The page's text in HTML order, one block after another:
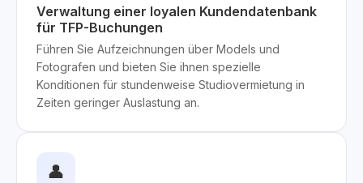
Verwaltung einer loyalen Kundendatenbank
für TFP-Buchungen
Führen Sie Aufzeichnungen über Models und
Fotografen und bieten Sie ihnen spezielle
Konditionen für stundenweise Studiovermietung in
Zeiten geringer Auslastung an.
👤